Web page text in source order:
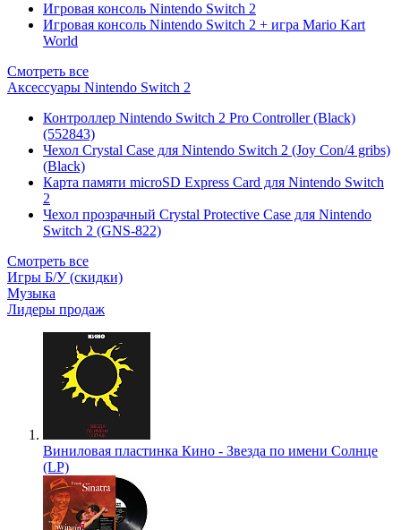
Игровая консоль Nintendo Switch 2
Игровая консоль Nintendo Switch 2 + игра Mario Kart
World
Смотреть все
Аксессуары Nintendo Switch 2
Контроллер Nintendo Switch 2 Pro Controller (Black)
(552843)
Чехол Сrystal Сase для Nintendo Switch 2 (Joy Con/4 gribs)
(Black)
Карта памяти microSD Express Card для Nintendo Switch
2
Чехол прозрачный Crystal Protective Case для Nintendo
Switch 2 (GNS-822)
Смотреть все
Игры Б/У (скидки)
Музыка
Лидеры продаж
Виниловая пластинка Кино - Звезда по имени Солнце
(LP)